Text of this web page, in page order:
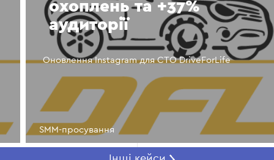
охоплень та +37%
аудиторії
Оновлення Instagram для СТО DriveForLife
SMM-просування